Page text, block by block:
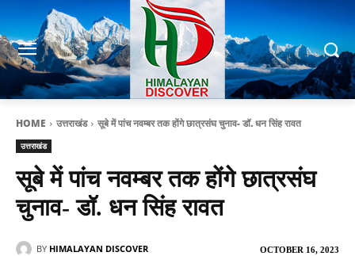
HOME उत्तराखंड सूबे में पांच नवम्बर तक होंगे छात्रसंघ चुनाव- डॉ. धन सिंह रावत
उत्तराखंड
सूबे में पांच नवम्बर तक होंगे छात्रसंघ
चुनाव- डॉ. धन सिंह रावत
OCTOBER 16, 2023
BY HIMALAYAN DISCOVER